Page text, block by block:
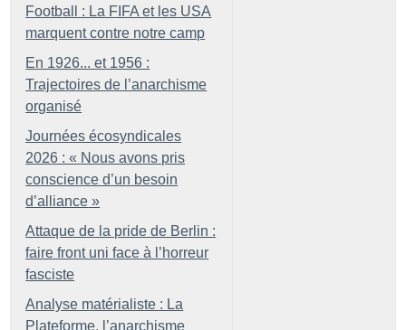
Football : La FIFA et les USA
marquent contre notre camp
En 1926... et 1956 :
Trajectoires de l’anarchisme
organisé
Journées écosyndicales
2026 : « Nous avons pris
conscience d’un besoin
d’alliance »
Attaque de la pride de Berlin :
faire front uni face à l’horreur
fasciste
Analyse matérialiste : La
Plateforme, l’anarchisme